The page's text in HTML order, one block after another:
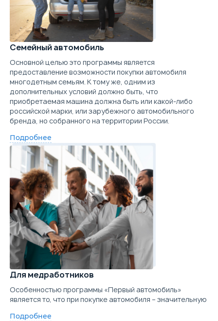
Семейный автомобиль
Основной целью это программы является
предоставление возможности покупки автомобиля
многодетным семьям. К тому же, одним из
дополнительных условий должно быть, что
приобретаемая машина должна быть или какой-либо
российской марки, или зарубежного автомобильного
бренда, но собранного на территории России.
Подробнее
Для медработников
Особенностью программы «Первый автомобиль»
является то, что при покупке автомобиля – значительную
Подробнее